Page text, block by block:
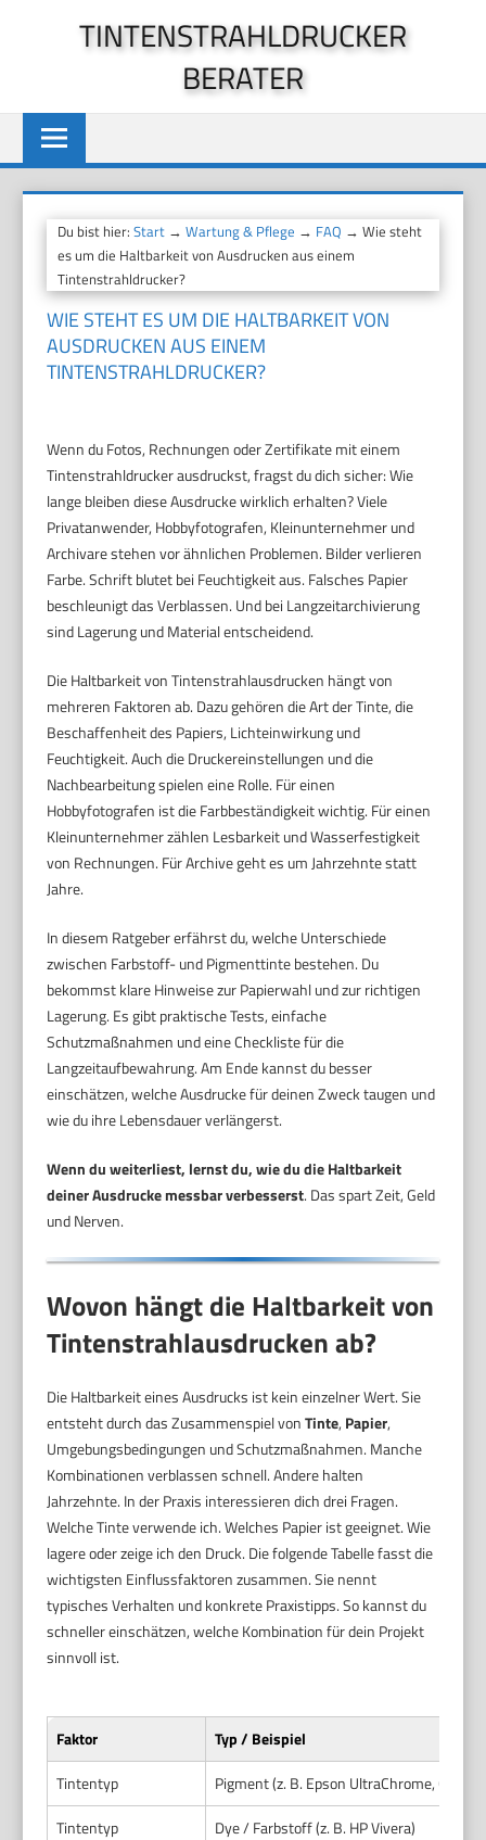
TINTENSTRAHLDRUCKER
BERATER
Du bist hier:Start →Wartung & Pflege → FAQ → Wie steht
es um die Haltbarkeit von Ausdrucken aus einem
Tintenstrahldrucker?
WIE STEHT ES UM DIE HALTBARKEIT VON
AUSDRUCKEN AUS EINEM
TINTENSTRAHLDRUCKER?
Wenn du Fotos, Rechnungen oder Zertifikate mit einem
Tintenstrahldrucker ausdruckst, fragst du dich sicher: Wie
lange bleiben diese Ausdrucke wirklich erhalten? Viele
Privatanwender, Hobbyfotografen, Kleinunternehmer und
Archivare stehen vor ähnlichen Problemen. Bilder verlieren
Farbe. Schrift blutet bei Feuchtigkeit aus. Falsches Papier
beschleunigt das Verblassen. Und bei Langzeitarchivierung
sind Lagerung und Material entscheidend.
Die Haltbarkeit von Tintenstrahlausdrucken hängt von
mehreren Faktoren ab. Dazu gehören die Art der Tinte, die
Beschaffenheit des Papiers, Lichteinwirkung und
Feuchtigkeit. Auch die Druckereinstellungen und die
Nachbearbeitung spielen eine Rolle. Für einen
Hobbyfotografen ist die Farbbeständigkeit wichtig. Für einen
Kleinunternehmer zählen Lesbarkeit und Wasserfestigkeit
von Rechnungen. Für Archive geht es um Jahrzehnte statt
Jahre.
In diesem Ratgeber erfährst du, welche Unterschiede
zwischen Farbstoff- und Pigmenttinte bestehen. Du
bekommst klare Hinweise zur Papierwahl und zur richtigen
Lagerung. Es gibt praktische Tests, einfache
Schutzmaßnahmen und eine Checkliste für die
Langzeitaufbewahrung. Am Ende kannst du besser
einschätzen, welche Ausdrucke für deinen Zweck taugen und
wie du ihre Lebensdauer verlängerst.
Wenn du weiterliest, lernst du, wie du die Haltbarkeit
deiner Ausdrucke messbar verbesserst. Das spart Zeit, Geld
und Nerven.
Wovon hängt die Haltbarkeit von
Tintenstrahlausdrucken ab?
Die Haltbarkeit eines Ausdrucks ist kein einzelner Wert. Sie
entsteht durch das Zusammenspiel vonTinte, Papier,
Umgebungsbedingungen und Schutzmaßnahmen. Manche
Kombinationen verblassen schnell. Andere halten
Jahrzehnte. In der Praxis interessieren dich drei Fragen.
Welche Tinte verwende ich. Welches Papier ist geeignet. Wie
lagere oder zeige ich den Druck. Die folgende Tabelle fasst die
wichtigsten Einflussfaktoren zusammen. Sie nennt
typisches Verhalten und konkrete Praxistipps. So kannst du
schneller einschätzen, welche Kombination für dein Projekt
sinnvoll ist.
Faktor
Typ / Beispiel
Tintentyp
Pigment (z. B. Epson UltraChrome, Canon
Tintentyp
Dye / Farbstoff (z. B. HP Vivera)